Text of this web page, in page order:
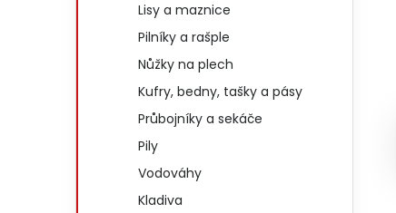
Lisy a maznice
Pilníky a rašple
Nůžky na plech
Kufry, bedny, tašky a pásy
Průbojníky a sekáče
Pily
Vodováhy
Kladiva